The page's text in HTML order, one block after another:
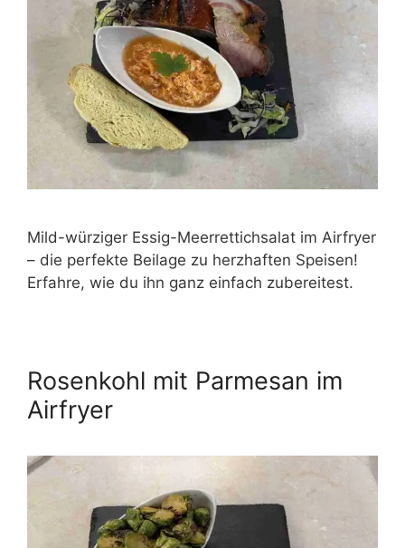
Mild-würziger Essig-Meerrettichsalat im Airfryer
– die perfekte Beilage zu herzhaften Speisen!
Erfahre, wie du ihn ganz einfach zubereitest.
Rosenkohl mit Parmesan im
Airfryer